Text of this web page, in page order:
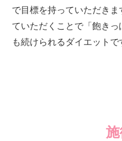
で目標を持っていただき
ていただくことで「飽き
も続けられるダイエットで